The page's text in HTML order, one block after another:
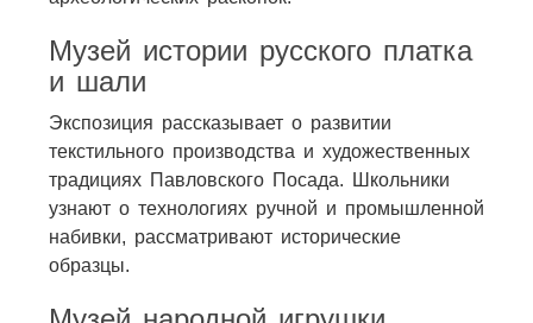
Музей истории русского платка
и шали
Экспозиция рассказывает о развитии
текстильного производства и художественных
традициях Павловского Посада. Школьники
узнают о технологиях ручной и промышленной
набивки, рассматривают исторические
образцы.